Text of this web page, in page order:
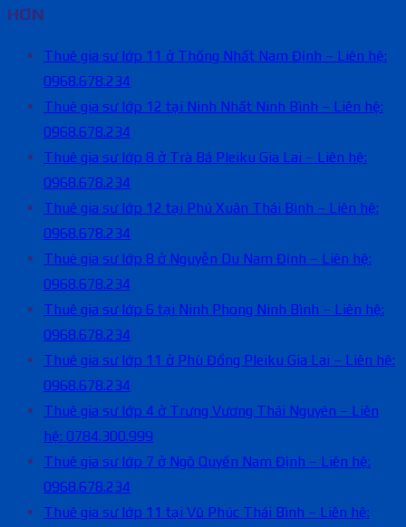
HƠN
Thuê gia sư lớp 11 ở Thống Nhất Nam Định – Liên hệ:
0968.678.234
Thuê gia sư lớp 12 tại Ninh Nhất Ninh Bình – Liên hệ:
0968.678.234
Thuê gia sư lớp 8 ở Trà Bá Pleiku Gia Lai – Liên hệ:
0968.678.234
Thuê gia sư lớp 12 tại Phú Xuân Thái Bình – Liên hệ:
0968.678.234
Thuê gia sư lớp 8 ở Nguyễn Du Nam Định – Liên hệ:
0968.678.234
Thuê gia sư lớp 6 tại Ninh Phong Ninh Bình – Liên hệ:
0968.678.234
Thuê gia sư lớp 11 ở Phù Đổng Pleiku Gia Lai – Liên hệ:
0968.678.234
Thuê gia sư lớp 4 ở Trưng Vương Thái Nguyên – Liên
hệ: 0784.300.999
Thuê gia sư lớp 7 ở Ngô Quyền Nam Định – Liên hệ:
0968.678.234
Thuê gia sư lớp 11 tại Vũ Phúc Thái Bình – Liên hệ: